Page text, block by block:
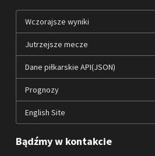
Wczorajsze wyniki
Jutrzejsze mecze
Dane piłkarskie API(JSON)
Prognozy
English Site
Bądźmy w kontakcie